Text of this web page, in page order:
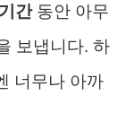
간동안 아무
보냅니다. 하
너무나 아까